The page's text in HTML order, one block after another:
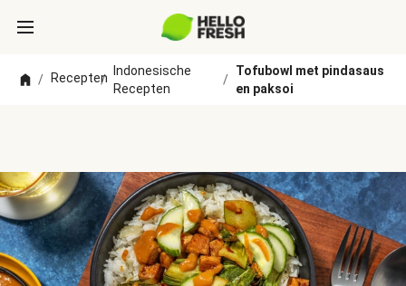
/ Recepten
/
Indonesische
Recepten
/
Tofubowl met pindasaus
en paksoi